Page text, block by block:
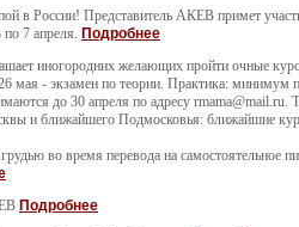
России! Представитель АКЕВ примет
7 апреля. Подробнее
иногородних желающих пройти очные
мая - экзамен по теории. Практика: минимум
до 30 апреля по адресу
и ближайшего Подмосковья: ближайшие
во время перевода на самостоятельное
Подробнее